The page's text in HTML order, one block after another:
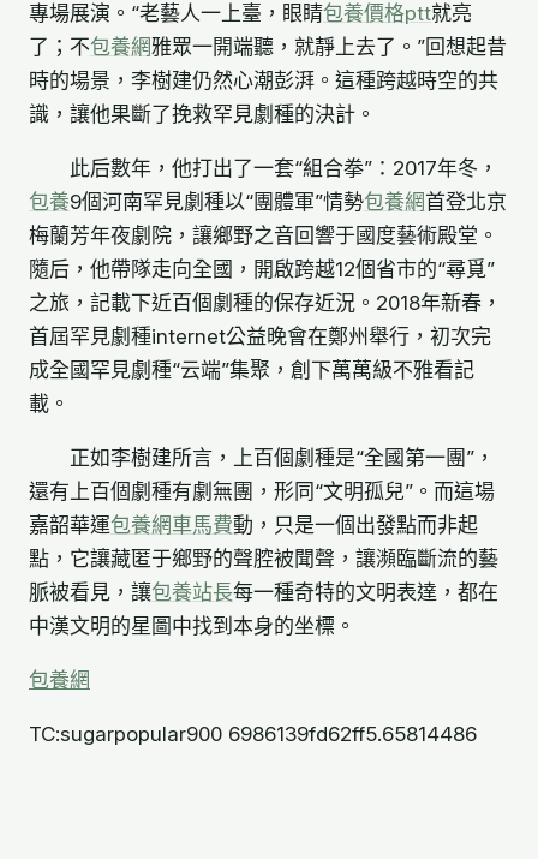
專場展演。“老藝人一上臺，眼睛包養價格ptt就亮
了；不包養網雅眾一開端聽，就靜上去了。”回想起昔
時的場景，李樹建仍然心潮彭湃。這種跨越時空的共
識，讓他果斷了挽救罕見劇種的決計。
此后數年，他打出了一套“組合拳”：2017年冬，
包養9個河南罕見劇種以“團體軍”情勢包養網首登北京
梅蘭芳年夜劇院，讓鄉野之音回響于國度藝術殿堂。
隨后，他帶隊走向全國，開啟跨越12個省市的“尋覓”
之旅，記載下近百個劇種的保存近況。2018年新春，
首屆罕見劇種internet公益晚會在鄭州舉行，初次完
成全國罕見劇種“云端”集聚，創下萬萬級不雅看記
載。
正如李樹建所言，上百個劇種是“全國第一團”，
還有上百個劇種有劇無團，形同“文明孤兒”。而這場
嘉韶華運包養網車馬費動，只是一個出發點而非起
點，它讓藏匿于鄉野的聲腔被聞聲，讓瀕臨斷流的藝
脈被看見，讓包養站長每一種奇特的文明表達，都在
中漢文明的星圖中找到本身的坐標。
包養網
TC:sugarpopular900 6986139fd62ff5.65814486